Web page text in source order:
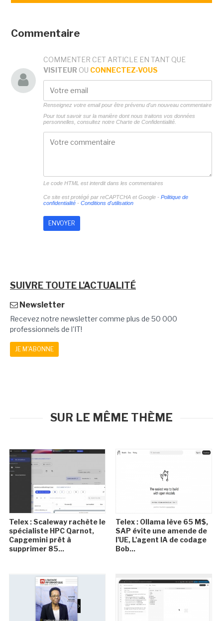
Commentaire
COMMENTER CET ARTICLE EN TANT QUE
VISITEUR OU CONNECTEZ-VOUS
Renseignez votre email pour être prévenu d'un nouveau commentaire
Pour tout savoir sur la manière dont nous traitons vos données
personnelles, consultez notre Charte de Confidentialité.
Le code HTML est interdit dans les commentaires
Ce site est protégé par reCAPTCHA et Google - Politique de
confidentialité- Conditions d'utilisation
SUIVRE TOUTE L'ACTUALITÉ
Newsletter
Recevez notre newsletter comme plus de 50 000
professionnels de l'IT!
JE M'ABONNE
SUR LE MÊME THÈME
Telex : Scaleway rachète le
spécialiste HPC Qarnot,
Capgemini prêt à
supprimer 85...
Telex : Ollama lève 65 M$,
SAP évite une amende de
l'UE, L'agent IA de codage
Bob...